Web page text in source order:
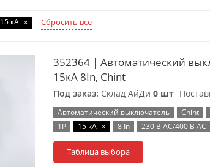
кА x Сбросить все
352364 | Автоматический
15кА 8In, Chint
Под заказ: Склад АйДи 0 шт
Автоматический выключатель Chint
1P
15 кА x 8 In 230 В AC/400 В AC
Таблица выбора